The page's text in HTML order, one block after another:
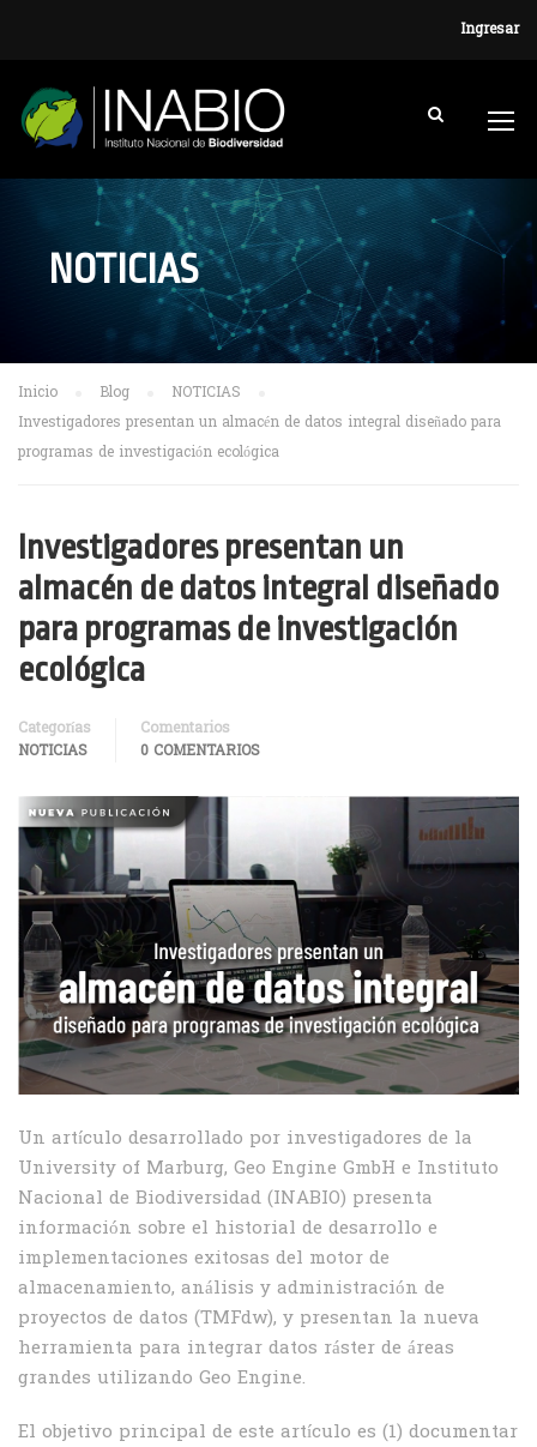
Ingresar
NOTICIAS
Inicio Blog
NOTICIAS
Investigadores presentan un almacén de datos integral diseñado para
programas de investigación ecológica
Investigadores presentan un
almacén de datos integral diseñado
para programas de investigación
ecológica
Categorías
NOTICIAS
Comentarios
0 COMENTARIOS
Un artículo desarrollado por investigadores de la
University of Marburg, Geo Engine GmbH e Instituto
Nacional de Biodiversidad (INABIO) presenta
información sobre el historial de desarrollo e
implementaciones exitosas del motor de
almacenamiento, análisis y administración de
proyectos de datos (TMFdw), y presentan la nueva
herramienta para integrar datos ráster de áreas
grandes utilizando Geo Engine.
El objetivo principal de este artículo es (1) documentar